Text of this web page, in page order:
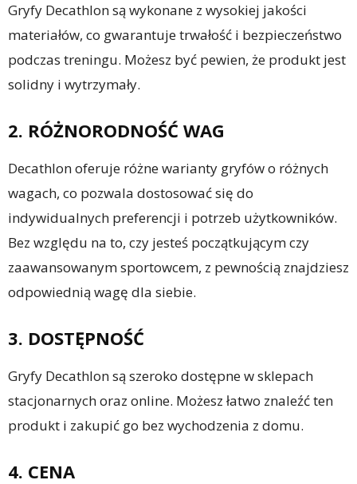
Gryfy Decathlon są wykonane z wysokiej jakości
materiałów, co gwarantuje trwałość i bezpieczeństwo
podczas treningu. Możesz być pewien, że produkt jest
solidny i wytrzymały.
2. RÓŻNORODNOŚĆ WAG
Decathlon oferuje różne warianty gryfów o różnych
wagach, co pozwala dostosować się do
indywidualnych preferencji i potrzeb użytkowników.
Bez względu na to, czy jesteś początkującym czy
zaawansowanym sportowcem, z pewnością znajdziesz
odpowiednią wagę dla siebie.
3. DOSTĘPNOŚĆ
Gryfy Decathlon są szeroko dostępne w sklepach
stacjonarnych oraz online. Możesz łatwo znaleźć ten
produkt i zakupić go bez wychodzenia z domu.
4. CENA